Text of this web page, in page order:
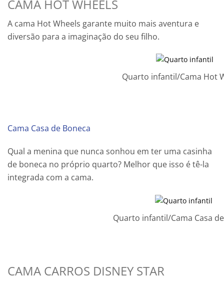
CAMA HOT WHEELS
A cama Hot Wheels garante muito mais aventura e
diversão para a imaginação do seu filho.
Quarto infantil/Cama Hot
Cama Casa de Boneca
Qual a menina que nunca sonhou em ter uma casinha
de boneca no próprio quarto? Melhor que isso é tê-la
integrada com a cama.
Quarto infantil/Cama Casa
CAMA CARROS DISNEY STAR